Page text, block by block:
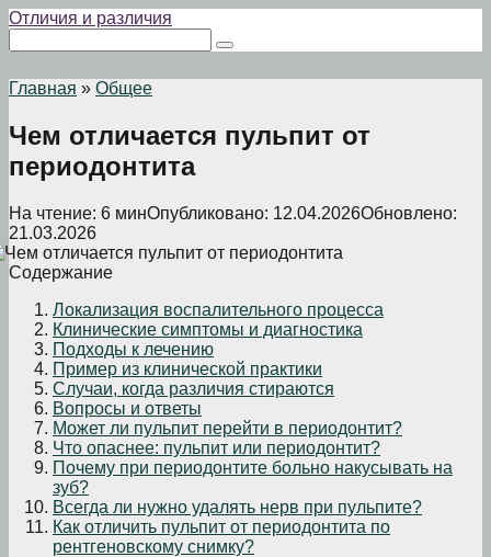
Перейти
контенту
Отличия и различия
Главная » Общее
Чем отличается пульпит от
периодонтита
На чтение: 6 минОпубликовано: 12.04.2026Обновлено:
21.03.2026
Содержание
Локализация воспалительного процесса
Клинические симптомы и диагностика
Подходы к лечению
Пример из клинической практики
Случаи, когда различия стираются
Вопросы и ответы
Может ли пульпит перейти в периодонтит?
Что опаснее: пульпит или периодонтит?
Почему при периодонтите больно накусывать на
зуб?
Всегда ли нужно удалять нерв при пульпите?
Как отличить пульпит от периодонтита по
рентгеновскому снимку?